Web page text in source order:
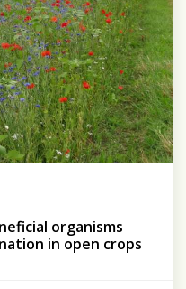
organisms
in open crops